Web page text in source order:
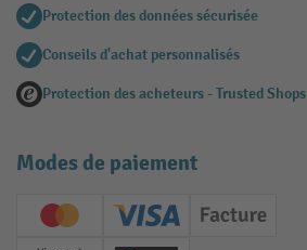
Protection des données sécurisée
Conseils d'achat personnalisés
Protection des acheteurs - Trusted Shops
Modes de paiement
Creditcard (Master)Creditcard (Visa)
Facture